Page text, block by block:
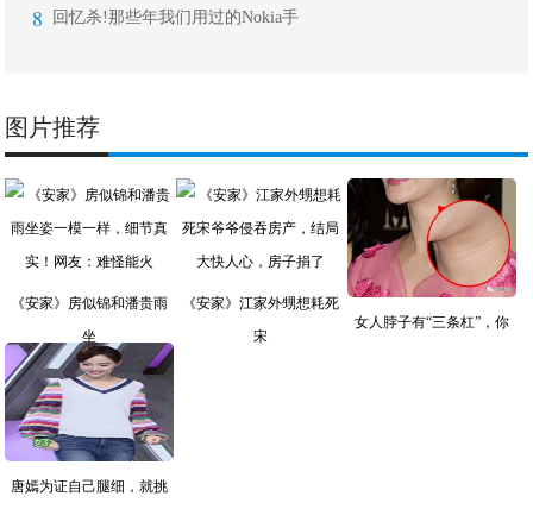
8 回忆杀!那些年我们用过的Nokia手
图片推荐
《安家》房似锦和潘贵雨
坐
《安家》江家外甥想耗死
宋
女人脖子有“三条杠”，你
唐嫣为证自己腿细，就挑